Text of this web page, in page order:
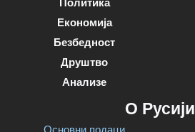
Економија
Безбедност
Друштво
Анализе
О Русији
Основни подаци